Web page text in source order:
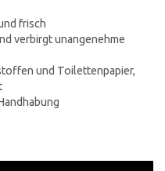
frisch
verbirgt unangenehme
und Toilettenpapier,